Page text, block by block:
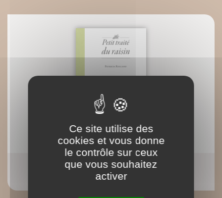
eBook : Petit traité du raisin
Patricia Rolland
Ce site utilise des
cookies et vous donne
le contrôle sur ceux
que vous souhaitez
activer